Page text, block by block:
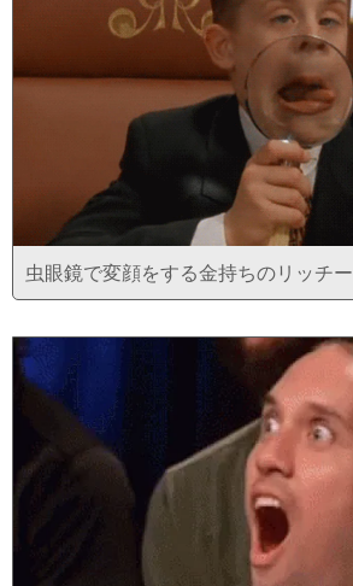
虫眼鏡で変顔をする金持ちのリッチー